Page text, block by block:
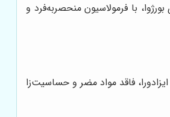
با فرمولاسیون منحصربه‌فرد و
فاقد مواد مضر و حساسیت‌زا